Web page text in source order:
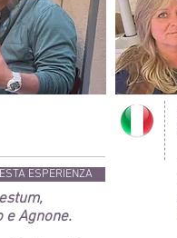
e Agnone.
ESPERIENZA